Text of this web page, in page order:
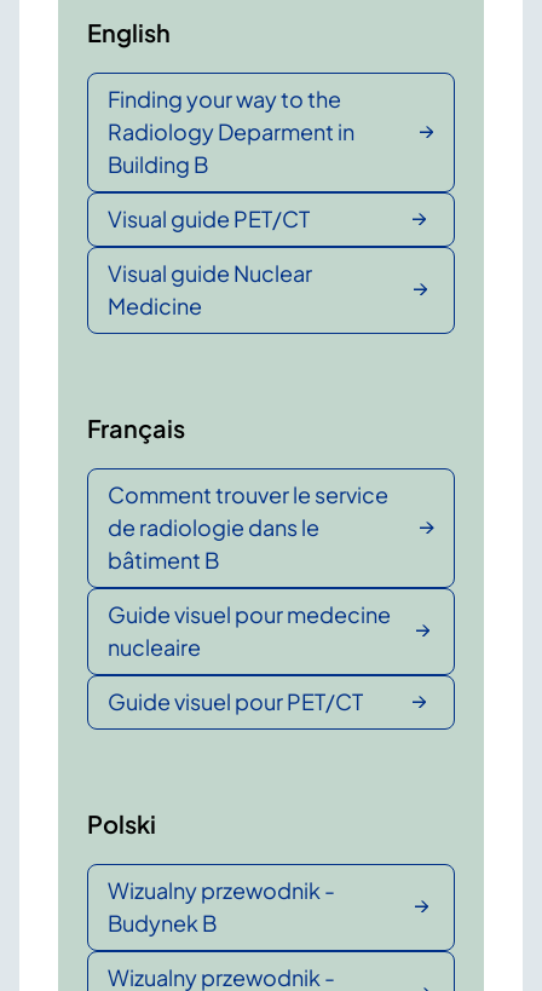
English
Finding your way to the
Radiology Deparment in
Building B
Visual guide PET/CT
Visual guide Nuclear
Medicine
Français
Comment trouver le service
de radiologie dans le
bâtiment B
Guide visuel pour medecine
nucleaire
Guide visuel pour PET/CT
Polski
Wizualny przewodnik -
Budynek B
Wizualny przewodnik -